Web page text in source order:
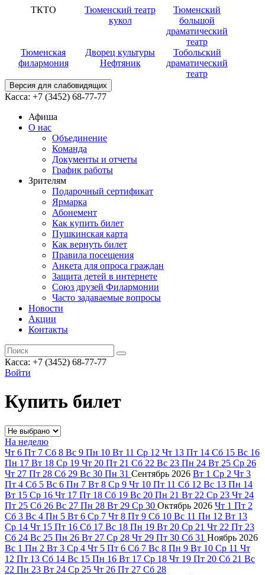
ТКТО
Тюменский театр
кукол
Тюменский
большой
драматический
театр
Тюменская
филармония
Дворец культуры
Нефтяник
Тобольский
драматический
театр
Версия для слабовидящих
Касса: +7 (3452) 68-77-77
Афиша
О нас
Объединение
Команда
Документы и отчеты
График работы
Зрителям
Подарочный сертификат
Ярмарка
Абонемент
Как купить билет
Пушкинская карта
Как вернуть билет
Правила посещения
Анкета для опроса граждан
Защита детей в интернете
Союз друзей Филармонии
Часто задаваемые вопросы
Новости
Акции
Контакты
Касса: +7 (3452) 68-77-77
Войти
Купить билет
На неделю
Чт 6 Пт 7 Сб 8 Вс 9 Пн 10 Вт 11 Ср 12 Чт 13 Пт 14 Сб 15 Вс 16
Пн 17 Вт 18 Ср 19 Чт 20 Пт 21 Сб 22 Вс 23 Пн 24 Вт 25 Ср 26
Чт 27 Пт 28 Сб 29 Вс 30 Пн 31 Сентябрь 2026 Вт 1 Ср 2 Чт 3
Пт 4 Сб 5 Вс 6 Пн 7 Вт 8 Ср 9 Чт 10 Пт 11 Сб 12 Вс 13 Пн 14
Вт 15 Ср 16 Чт 17 Пт 18 Сб 19 Вс 20 Пн 21 Вт 22 Ср 23 Чт 24
Пт 25 Сб 26 Вс 27 Пн 28 Вт 29 Ср 30 Октябрь 2026 Чт 1 Пт 2
Сб 3 Вс 4 Пн 5 Вт 6 Ср 7 Чт 8 Пт 9 Сб 10 Вс 11 Пн 12 Вт 13
Ср 14 Чт 15 Пт 16 Сб 17 Вс 18 Пн 19 Вт 20 Ср 21 Чт 22 Пт 23
Сб 24 Вс 25 Пн 26 Вт 27 Ср 28 Чт 29 Пт 30 Сб 31 Ноябрь 2026
Вс 1 Пн 2 Вт 3 Ср 4 Чт 5 Пт 6 Сб 7 Вс 8 Пн 9 Вт 10 Ср 11 Чт
12 Пт 13 Сб 14 Вс 15 Пн 16 Вт 17 Ср 18 Чт 19 Пт 20 Сб 21 Вс
22 Пн 23 Вт 24 Ср 25 Чт 26 Пт 27 Сб 28